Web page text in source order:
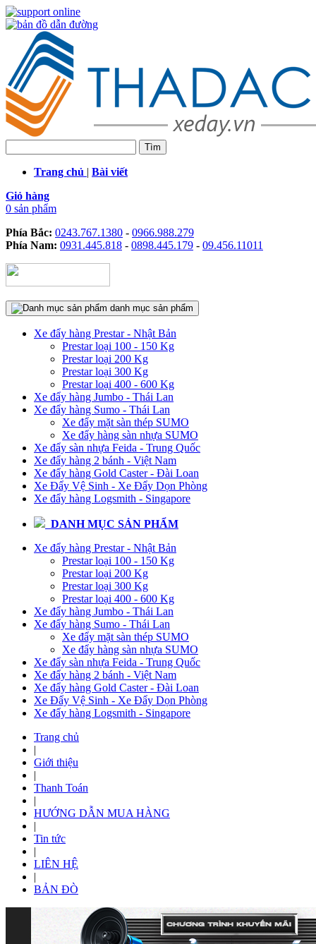
Trang chủ | Bài viết
Giỏ hàng
0 sản phẩm
Phía Bắc: 0243.767.1380 - 0966.988.279
Phía Nam: 0931.445.818 - 0898.445.179 - 09.456.11011
danh mục sản phẩm
Xe đẩy hàng Prestar - Nhật Bản
Prestar loại 100 - 150 Kg
Prestar loại 200 Kg
Prestar loại 300 Kg
Prestar loại 400 - 600 Kg
Xe đẩy hàng Jumbo - Thái Lan
Xe đẩy hàng Sumo - Thái Lan
Xe đẩy mặt sàn thép SUMO
Xe đẩy hàng sàn nhựa SUMO
Xe đẩy sàn nhựa Feida - Trung Quốc
Xe đẩy hàng 2 bánh - Việt Nam
Xe đẩy hàng Gold Caster - Đài Loan
Xe Đẩy Vệ Sinh - Xe Đẩy Dọn Phòng
Xe đẩy hàng Logsmith - Singapore
DANH MỤC SẢN PHẨM
Xe đẩy hàng Prestar - Nhật Bản
Prestar loại 100 - 150 Kg
Prestar loại 200 Kg
Prestar loại 300 Kg
Prestar loại 400 - 600 Kg
Xe đẩy hàng Jumbo - Thái Lan
Xe đẩy hàng Sumo - Thái Lan
Xe đẩy mặt sàn thép SUMO
Xe đẩy hàng sàn nhựa SUMO
Xe đẩy sàn nhựa Feida - Trung Quốc
Xe đẩy hàng 2 bánh - Việt Nam
Xe đẩy hàng Gold Caster - Đài Loan
Xe Đẩy Vệ Sinh - Xe Đẩy Dọn Phòng
Xe đẩy hàng Logsmith - Singapore
Trang chủ
|
Giới thiệu
|
Thanh Toán
|
HƯỚNG DẪN MUA HÀNG
|
Tin tức
|
LIÊN HỆ
|
BẢN ĐÒ